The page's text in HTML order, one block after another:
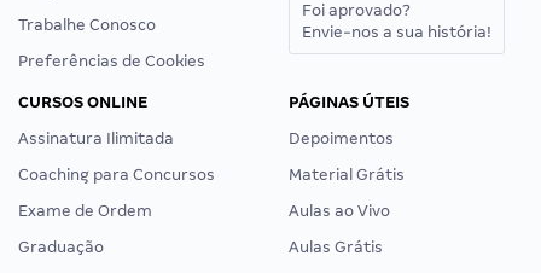
Trabalhe Conosco
Preferências de Cookies
Foi aprovado?
Envie-nos a sua história!
CURSOS ONLINE
Assinatura Ilimitada
Coaching para Concursos
Exame de Ordem
Graduação
PÁGINAS ÚTEIS
Depoimentos
Material Grátis
Aulas ao Vivo
Aulas Grátis